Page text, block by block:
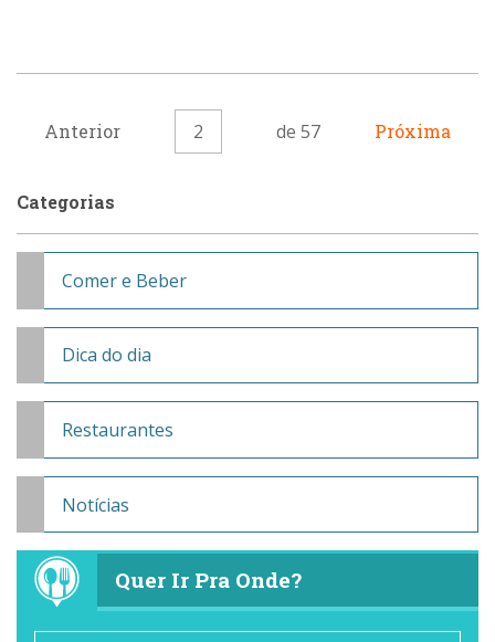
Anterior 2 de 57 Próxima
Categorias
Comer e Beber
Dica do dia
Restaurantes
Notícias
Quer Ir Pra Onde?